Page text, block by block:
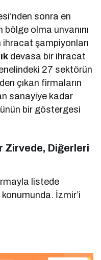
sonra en
olma unvanını
ihracat şampiyonları
devasa bir ihracat
27 sektörün
çıkan firmaların
sanayiye kadar
bir göstergesi
Zirvede, Diğerleri
listede
İzmir’i